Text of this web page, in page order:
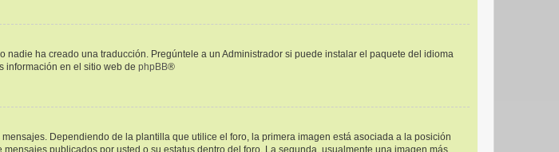
ha creado una traducción. Pregúntele a un Administrador si puede instalar el paquete del idioma
información en el sitio web de phpBB®
Dependiendo de la plantilla que utilice el foro, la primera imagen está asociada a la posición
publicados por usted o su estatus dentro del foro. La segunda, usualmente una imagen más